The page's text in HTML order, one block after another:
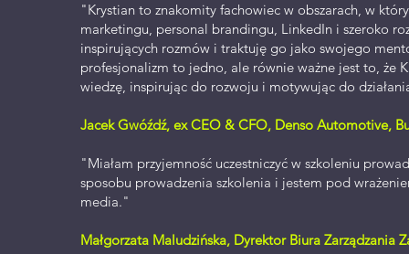
"Krystian to znakomity fachowiec w obszarach, w
marketingu, personal brandingu, LinkedIn i szeroko
inspirujących rozmów i traktuję go jako swojego
profesjonalizm to jedno, ale równie ważne jest to, że
wiedzę, inspirując do rozwoju i motywując do
Jacek Gwóźdź, ex CEO & CFO, Denso Automotive,
"Miałam przyjemność uczestniczyć w szkoleniu
sposobu prowadzenia szkolenia i jestem pod
media."
Małgorzata Maludzińska, Dyrektor Biura